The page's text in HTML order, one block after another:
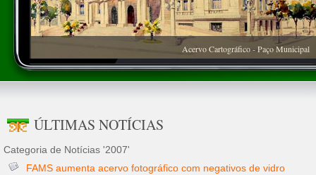
Acervo Cartográfico - Paço Municipal
ÚLTIMAS NOTÍCIAS
Categoria de Notícias '2007'
FAMS aumenta acervo fotográfico com negativos de vidro